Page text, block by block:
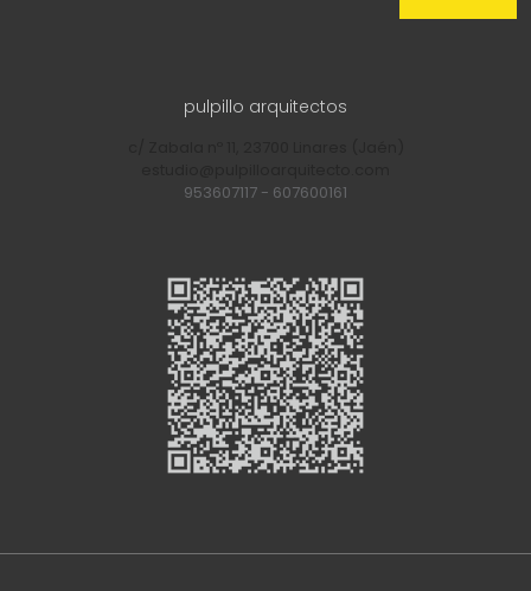
pulpillo arquitectos
953607117 - 607600161